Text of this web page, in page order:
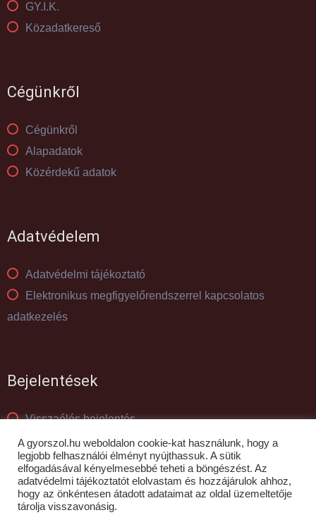
GY.I.K.
Közadatkereső
Cégünkről
Cégünkről
Alapadatok
Közérdekű adatok
Adatvédelem
Adatvédelmi tájékoztató
Elektronikus megfigyelőrendszerrel kapcsolatos
adatkezelés
Bejelentések
Visszaélés bejelentés
Panaszkezelés
© GYŐR-SZOL Zrt - 2010- 2026
A gyorszol.hu weboldalon cookie-kat használunk, hogy a
legjobb felhasználói élményt nyújthassuk. A sütik
elfogadásával kényelmesebbé teheti a böngészést. Az
adatvédelmi tájékoztatót elolvastam és hozzájárulok ahhoz,
hogy az önkéntesen átadott adataimat az oldal üzemeltetője
tárolja visszavonásig.